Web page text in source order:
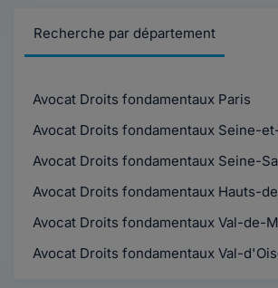
Recherche par département
Avocat Droits fondamentaux Paris
Avocat Droits fondamentaux Seine-
Avocat Droits fondamentaux Seine-
Avocat Droits fondamentaux Hauts-
Avocat Droits fondamentaux Val-de-
Avocat Droits fondamentaux Val-